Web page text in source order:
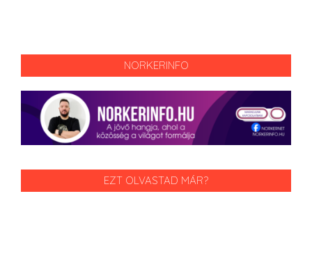
NORKERINFO
EZT OLVASTAD MÁR?